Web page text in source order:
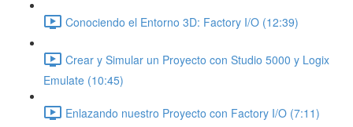
Conociendo el Entorno 3D: Factory I/O (12:39)
Crear y Simular un Proyecto con Studio 5000 y Logix
Emulate (10:45)
Enlazando nuestro Proyecto con Factory I/O (7:11)